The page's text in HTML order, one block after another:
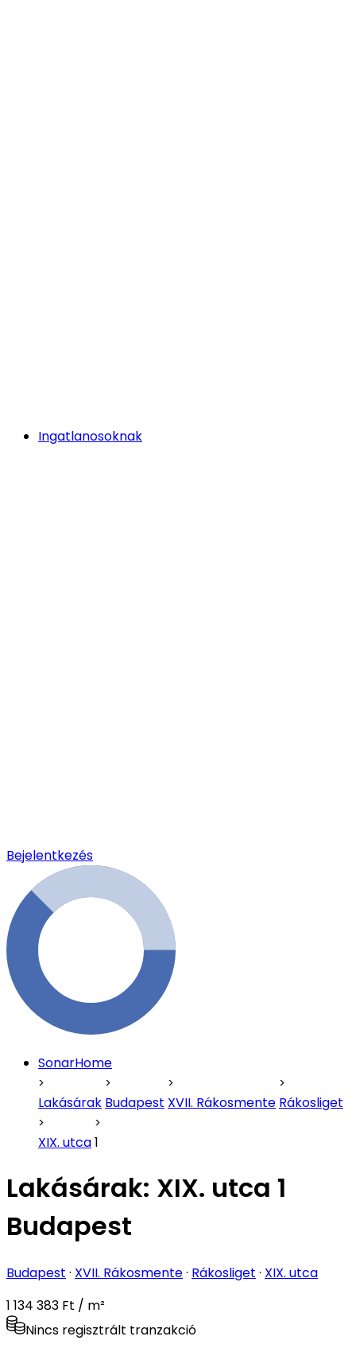
Ingatlanosoknak
Bejelentkezés
SonarHome
Lakásárak Budapest XVII. Rákosmente Rákosliget
XIX. utca1
Lakásárak: XIX. utca 1
Budapest
Budapest · XVII. Rákosmente· Rákosliget · XIX. utca
1 134 383 Ft / m²
Nincs regisztrált tranzakció